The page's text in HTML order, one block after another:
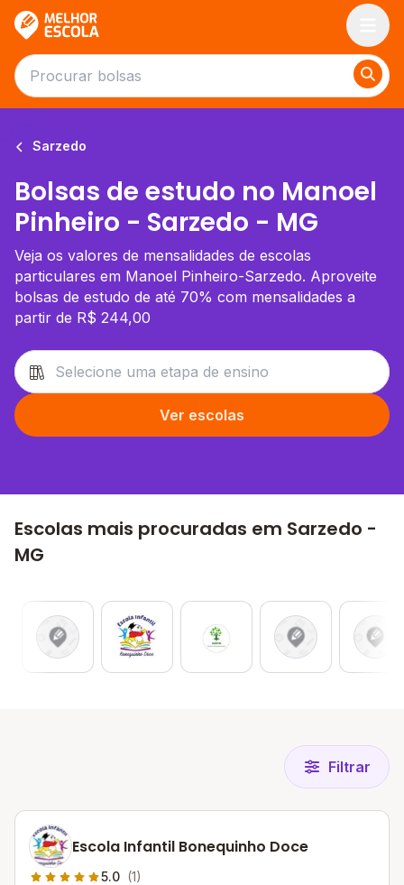
Sarzedo
Bolsas de estudo no Manoel
Pinheiro - Sarzedo - MG
Veja os valores de mensalidades de escolas
particulares em Manoel Pinheiro-Sarzedo. Aproveite
bolsas de estudo de até 70% com mensalidades a
partir de R$ 244,00
Ver escolas
Escolas mais procuradas em Sarzedo -
MG
Filtrar
Escola Infantil Bonequinho Doce
5.0 (1)